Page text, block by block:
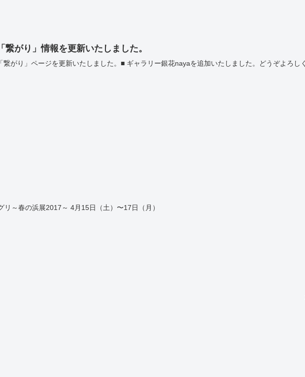
「繋がり」情報を更新いたしました。
「繋がり」ページを更新いたしました。■ ギャラリー銀花nayaを追加いたしました。どうぞよろし
浜メグリ～春の浜展2017～ 4月15日（土）〜17日（月）